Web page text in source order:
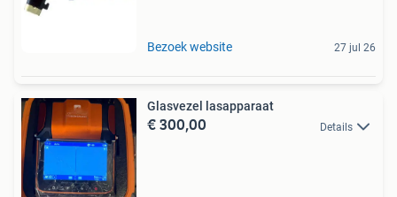
Bezoek website 27 jul 26
Glasvezel lasapparaat
€ 300,00 Details